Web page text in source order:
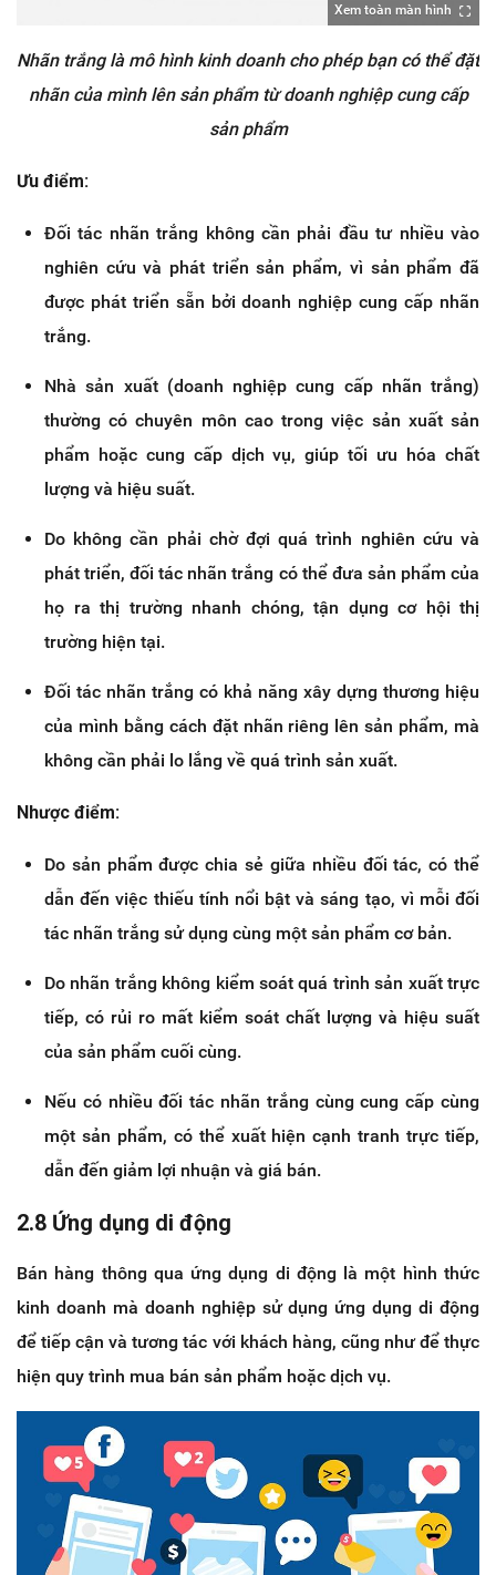
Xem toàn màn hình
Nhãn trắng là mô hình kinh doanh cho phép bạn có thể đặt
nhãn của mình lên sản phẩm từ doanh nghiệp cung cấp
sản phẩm
Ưu điểm:
Đối tác nhãn trắng không cần phải đầu tư nhiều vào
nghiên cứu và phát triển sản phẩm, vì sản phẩm đã
được phát triển sẵn bởi doanh nghiệp cung cấp nhãn
trắng.
Nhà sản xuất (doanh nghiệp cung cấp nhãn trắng)
thường có chuyên môn cao trong việc sản xuất sản
phẩm hoặc cung cấp dịch vụ, giúp tối ưu hóa chất
lượng và hiệu suất.
Do không cần phải chờ đợi quá trình nghiên cứu và
phát triển, đối tác nhãn trắng có thể đưa sản phẩm của
họ ra thị trường nhanh chóng, tận dụng cơ hội thị
trường hiện tại.
Đối tác nhãn trắng có khả năng xây dựng thương hiệu
của mình bằng cách đặt nhãn riêng lên sản phẩm, mà
không cần phải lo lắng về quá trình sản xuất.
Nhược điểm:
Do sản phẩm được chia sẻ giữa nhiều đối tác, có thể
dẫn đến việc thiếu tính nổi bật và sáng tạo, vì mỗi đối
tác nhãn trắng sử dụng cùng một sản phẩm cơ bản.
Do nhãn trắng không kiểm soát quá trình sản xuất trực
tiếp, có rủi ro mất kiểm soát chất lượng và hiệu suất
của sản phẩm cuối cùng.
Nếu có nhiều đối tác nhãn trắng cùng cung cấp cùng
một sản phẩm, có thể xuất hiện cạnh tranh trực tiếp,
dẫn đến giảm lợi nhuận và giá bán.
2.8 Ứng dụng di động
Bán hàng thông qua ứng dụng di động là một hình thức
kinh doanh mà doanh nghiệp sử dụng ứng dụng di động
để tiếp cận và tương tác với khách hàng, cũng như để thực
hiện quy trình mua bán sản phẩm hoặc dịch vụ.